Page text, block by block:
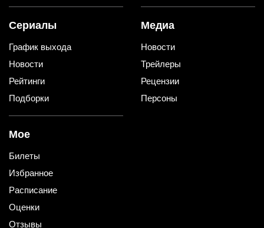
Сериалы
График выхода
Новости
Рейтинги
Подборки
Медиа
Новости
Трейлеры
Рецензии
Персоны
Мое
Билеты
Избранное
Расписание
Оценки
Отзывы